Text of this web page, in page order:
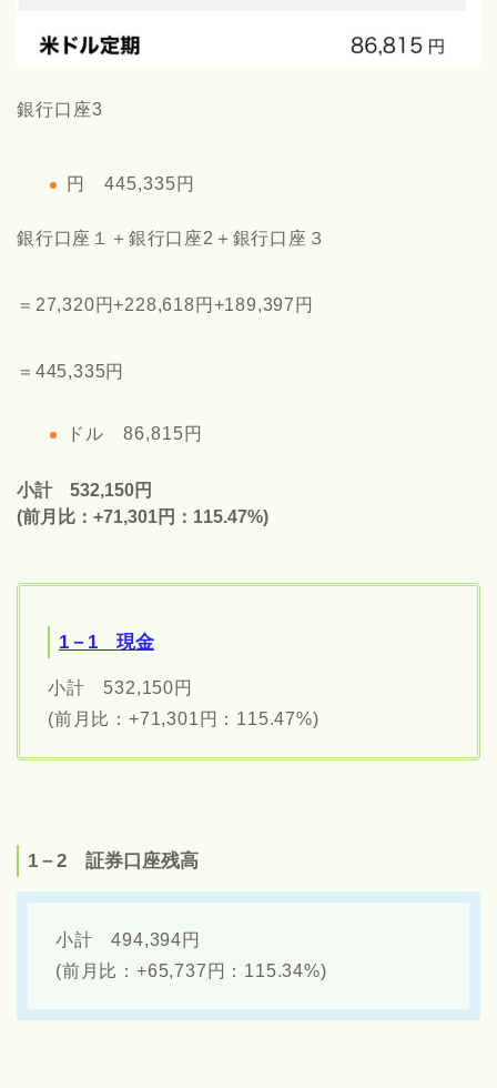
銀行口座3
円 445,335円
銀行口座１＋銀行口座2＋銀行口座３
＝27,320円+228,618円+189,397円
＝445,335円
ドル 86,815円
小計 532,150円
(前月比：+71,301円：115.47%)
1－1 現金
小計 532,150円
(前月比：+71,301円：115.47%)
1－2 証券口座残高
小計 494,394円
(前月比：+65,737円：115.34%)